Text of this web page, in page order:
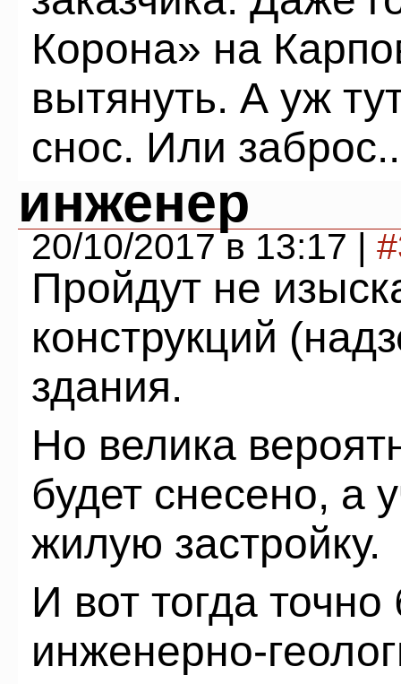
Корона» на
вытянуть. А уж
снос. Или
инженер
20/10/2017 в 13:17 |
Пройдут не
конструкций
здания.
Но велика
будет снесено, а
жилую застройку.
И вот тогда
инженерно-